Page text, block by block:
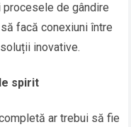
de gândire
facă conexiuni între
inovative.
spirit
ar trebui să fie